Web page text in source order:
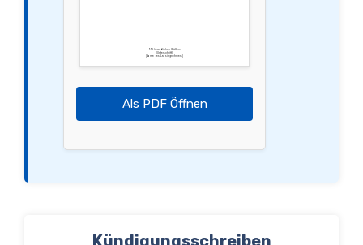
Mit freundlichen Grüßen,
[Unterschrift]
[Name des Leasingnehmers]
Als PDF Öffnen
Kündigungsschreiben